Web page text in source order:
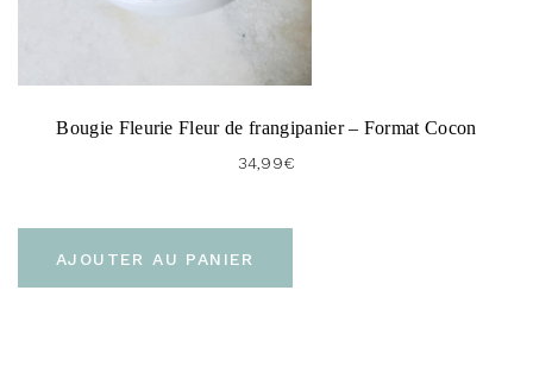
Bougie Fleurie Fleur de frangipanier – Format Cocon
34,99€
AJOUTER AU PANIER